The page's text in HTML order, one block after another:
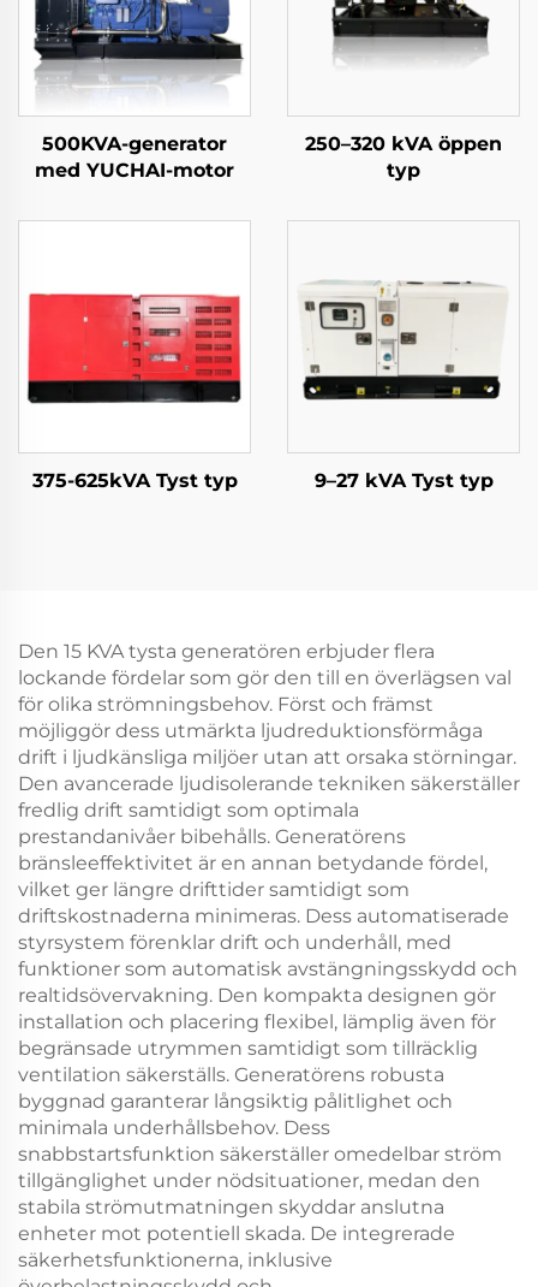
500KVA-generator
med YUCHAI-motor
250–320 kVA öppen
typ
375-625kVA Tyst typ 9–27 kVA Tyst typ
Den 15 KVA tysta generatören erbjuder flera
lockande fördelar som gör den till en överlägsen val
för olika strömningsbehov. Först och främst
möjliggör dess utmärkta ljudreduktionsförmåga
drift i ljudkänsliga miljöer utan att orsaka störningar.
Den avancerade ljudisolerande tekniken säkerställer
fredlig drift samtidigt som optimala
prestandanivåer bibehålls. Generatörens
bränsleeffektivitet är en annan betydande fördel,
vilket ger längre drifttider samtidigt som
driftskostnaderna minimeras. Dess automatiserade
styrsystem förenklar drift och underhåll, med
funktioner som automatisk avstängningsskydd och
realtidsövervakning. Den kompakta designen gör
installation och placering flexibel, lämplig även för
begränsade utrymmen samtidigt som tillräcklig
ventilation säkerställs. Generatörens robusta
byggnad garanterar långsiktig pålitlighet och
minimala underhållsbehov. Dess
snabbstartsfunktion säkerställer omedelbar ström
tillgänglighet under nödsituationer, medan den
stabila strömutmatningen skyddar anslutna
enheter mot potentiell skada. De integrerade
säkerhetsfunktionerna, inklusive